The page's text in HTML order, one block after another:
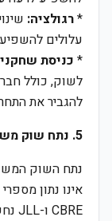
*רגולציה:
עלולים
* כניסת
לשוק, כולל
להגביר את
5. נתח שוק משוער:
אינו נתון
CBRE ו-JLL נחשבות לחברות